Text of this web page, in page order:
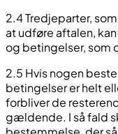
2.4 Tredjeparter,
at udføre aftalen,
og betingelser, som
2.5 Hvis nogen
betingelser er helt
forbliver de
gældende. I så fald